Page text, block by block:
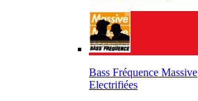
Bass Fréquence Massive
Electrifiées